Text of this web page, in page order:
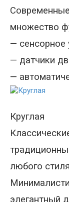
множество
— сенсорное
— датчики
—
Круглая
любого
элегантный